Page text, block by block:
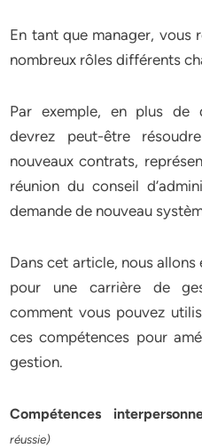
En tant que manager, vous
nombreux rôles différents
Par exemple, en plus de
devrez peut-être
nouveaux contrats,
réunion du conseil
demande de nouveau
Dans cet article, nous
pour une carrière de
comment vous pouvez
ces compétences pour
gestion.
Compétences
réussie)